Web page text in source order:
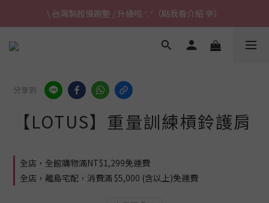
\ 台灣製超慢跑墊 / 升級啦.ᐟ.ᐟ（點我看介紹 💬）
分享到
【LOTUS】重量訓練槓鈴護肩
全店，全館購物滿NT$1,299免運費
全店，離島宅配，消費滿 $5,000 (含以上)免運費